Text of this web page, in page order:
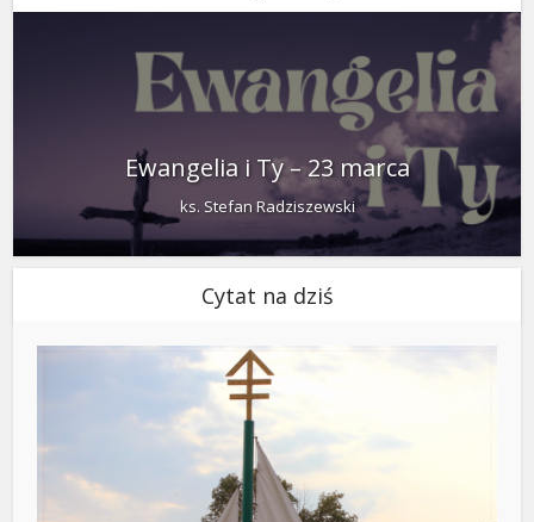
Ewangelia i Ty – 23 marca
ks. Stefan Radziszewski
Cytat na dziś